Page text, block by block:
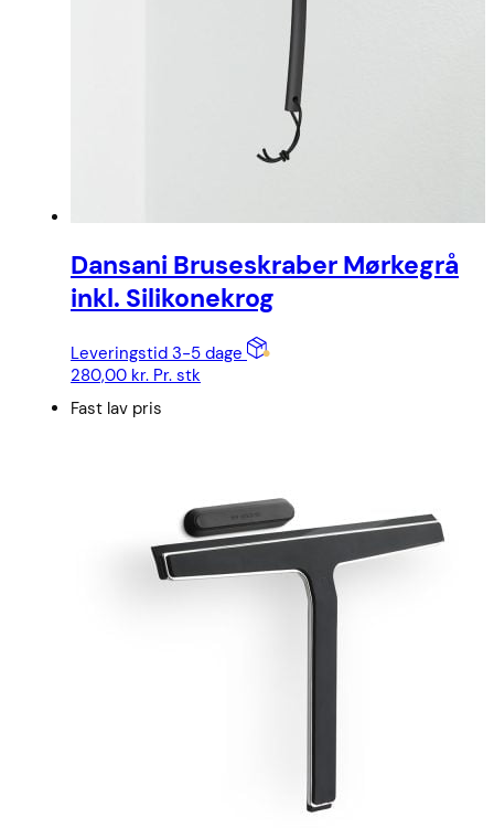
Dansani Bruseskraber Mørkegrå
inkl. Silikonekrog
Leveringstid 3-5 dage
280,00 kr. Pr. stk
Fast lav pris